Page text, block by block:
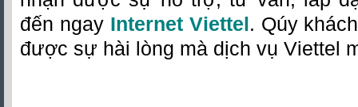
đến ngay Internet Viettel . Qúy
được sự hài lòng mà dịch vụ Viettel